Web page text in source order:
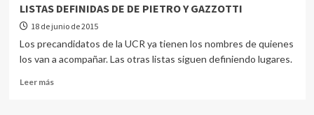
LISTAS DEFINIDAS DE DE PIETRO Y GAZZOTTI
18 de junio de 2015
Los precandidatos de la UCR ya tienen los nombres de quienes
los van a acompañar. Las otras listas siguen definiendo lugares.
Leer más